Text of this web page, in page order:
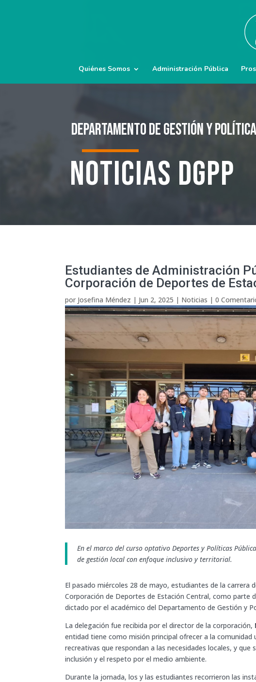
Quiénes Somos Administración Pública
Departamento de Gestión y
Noticias DGPP
Estudiantes de Administración
Corporación de Deportes de
por Josefina Méndez | Jun 2, 2025 | Noticias |0
En el marco del curso optativo Deportes y Políticas
de gestión local con enfoque inclusivo y territorial.
El pasado miércoles 28 de mayo, estudiantes de la carrera
Corporación de Deportes de Estación Central, como parte
dictado por el académico del Departamento de Gestión y
La delegación fue recibida por el director de la corporación,
entidad tiene como misión principal ofrecer a la
recreativas que respondan a las necesidades locales, y
inclusión y el respeto por el medio ambiente.
Durante la jornada, los y las estudiantes recorrieron las